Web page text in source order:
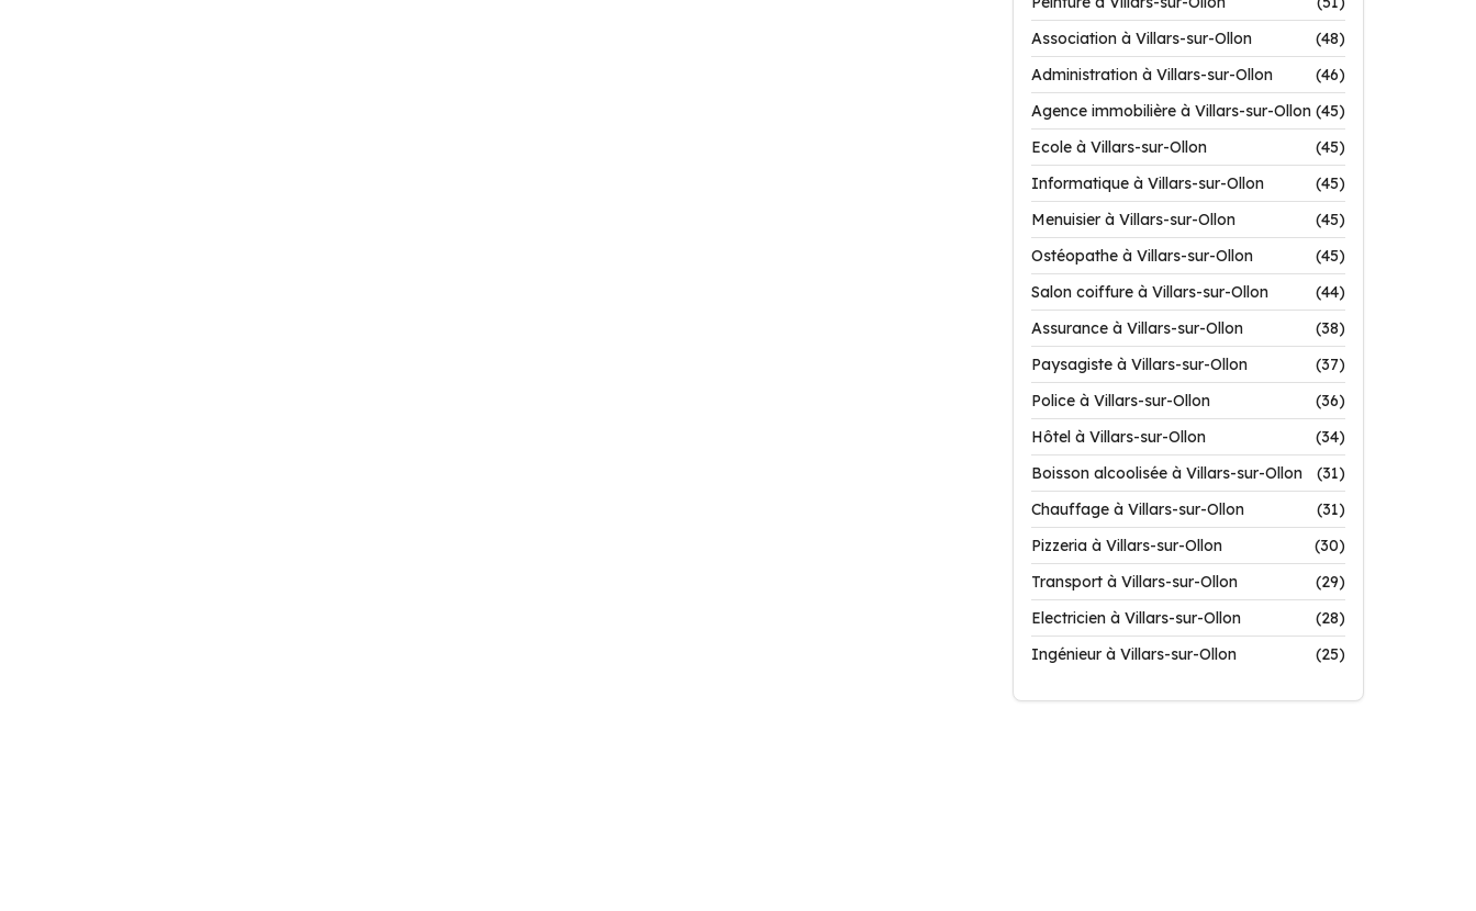
Association à Villars-sur-Ollon
(48)
Administration à Villars-sur-Ollon
(46)
Agence immobilière à Villars-sur-Ollon (45)
Ecole à Villars-sur-Ollon
(45)
Informatique à Villars-sur-Ollon
(45)
Menuisier à Villars-sur-Ollon
(45)
Ostéopathe à Villars-sur-Ollon
(45)
Salon coiffure à Villars-sur-Ollon
(44)
Assurance à Villars-sur-Ollon
(38)
Paysagiste à Villars-sur-Ollon
(37)
Police à Villars-sur-Ollon
(36)
Hôtel à Villars-sur-Ollon
(34)
Boisson alcoolisée à Villars-sur-Ollon
(31)
Chauffage à Villars-sur-Ollon
(31)
Pizzeria à Villars-sur-Ollon
(30)
Transport à Villars-sur-Ollon
(29)
Electricien à Villars-sur-Ollon
(28)
Ingénieur à Villars-sur-Ollon
(25)